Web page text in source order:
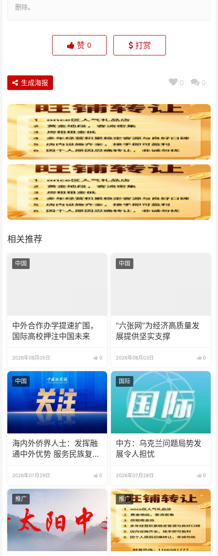
删除。
赞 0 打赏
0 0
生成海报
相关推荐
中国
中外合作办学提速扩围，
国际高校押注中国未来
2026年08月05日 0
中国
“六张网”为经济高质量发
展提供坚实支撑
2026年08月03日 0
中国
海内外侨界人士：发挥融
通中外优势 服务民族复兴
2026年07月29日 0
国际
中方：乌克兰问题局势发
展令人担忧
2026年07月28日 0
推广 推广